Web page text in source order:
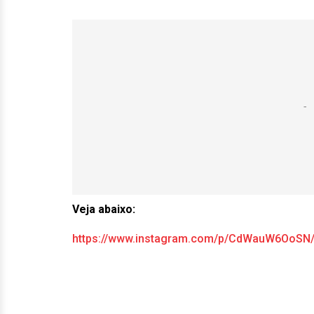
Veja abaixo:
https://www.instagram.com/p/CdWauW6OoSN/